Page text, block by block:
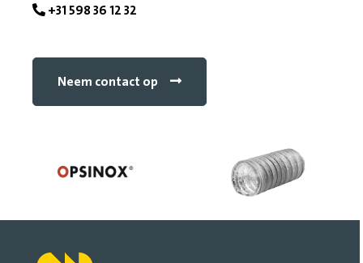
+31 598 36 12 32
Neem contact op